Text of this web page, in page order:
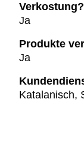
Ja
Produkte
Ja
Katalanisch,